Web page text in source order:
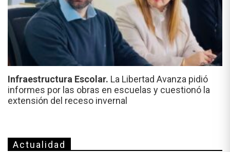
Infraestructura Escolar. La Libertad Avanza pidió
informes por las obras en escuelas y cuestionó la
extensión del receso invernal
Actualidad